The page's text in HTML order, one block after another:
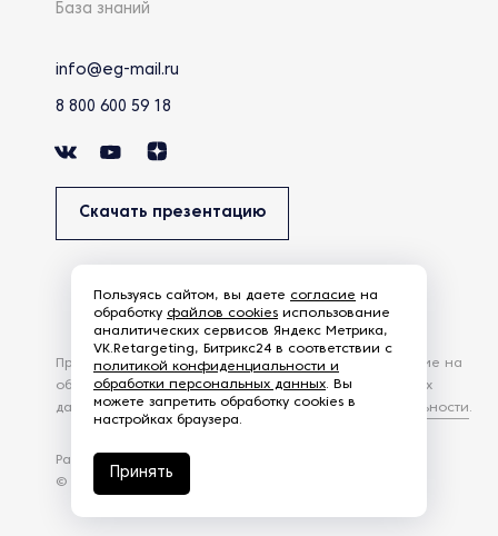
База знаний
info@eg-mail.ru
8 800 600 59 18
Скачать презентацию
Разработка сайта —
© 2026 – Eurasia Group. Все права защищены
Продолжая использовать наш сайт, вы даете согласие на
обработку файлов Cookies и других пользовательских
данных, в соответствии сПолитикой конфиденциальности.
Пользуясь сайтом, вы даете согласие на
обработку файлов cookies использование
аналитических сервисов Яндекс Метрика,
VK.Retargeting, Битрикс24 в соответствии с
политикой конфиденциальности и
обработки персональных данных. Вы
можете запретить обработку cookies в
настройках браузера.
Принять